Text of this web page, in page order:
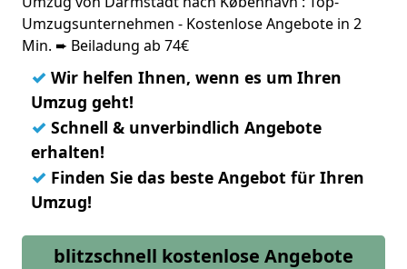
Umzugsunternehmen - Kostenlose Angebote in 2
Min. ➨ Beiladung ab 74€
✓ Wir helfen Ihnen, wenn es um Ihren
Umzug geht!
✓ Schnell & unverbindlich Angebote
erhalten!
✓ Finden Sie das beste Angebot für Ihren
Umzug!
blitzschnell kostenlose Angebote